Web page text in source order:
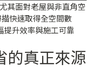
其面對老屋與非直角空
快速取得全空間數
升效率與施工可靠
的真正來源